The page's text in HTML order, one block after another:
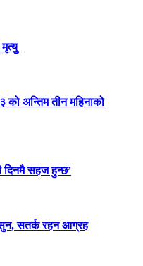
अन्तिम तीन महिनाको
दिनमै सहज हुन्छ’
सतर्क रहन आग्रह